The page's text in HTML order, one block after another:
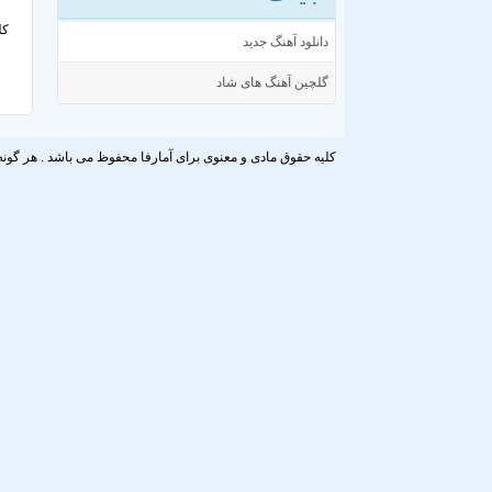
دانلود آهنگ جدید
گلچین آهنگ های شاد
کلیه حقوق مادی و معنوی برای آمارفا محفوظ می باشد . هر